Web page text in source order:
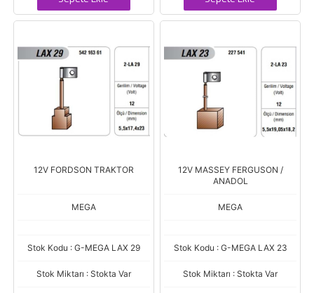
12V FORDSON TRAKTOR
MEGA
Stok Kodu : G-MEGA LAX 29
Stok Miktarı : Stokta Var
12V MASSEY FERGUSON /
ANADOL
MEGA
Stok Kodu : G-MEGA LAX 23
Stok Miktarı : Stokta Var